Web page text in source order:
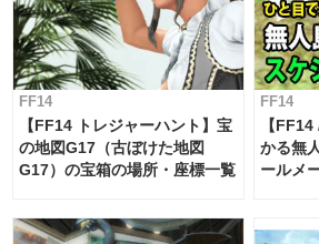
FF14
【FF14 トレジャーハント】宝
の地図G17（古ぼけた地図
G17）の宝箱の場所・座標一覧
FF14
【
かる無
ールメ